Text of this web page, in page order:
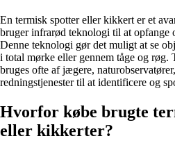
En termisk spotter eller kikkert er et
bruger infrarød teknologi til at opfange
Denne teknologi gør det muligt at se
i total mørke eller gennem tåge og røg.
bruges ofte af jægere,
redningstjenester til at identificere og
Hvorfor købe brugte
eller kikkerter?